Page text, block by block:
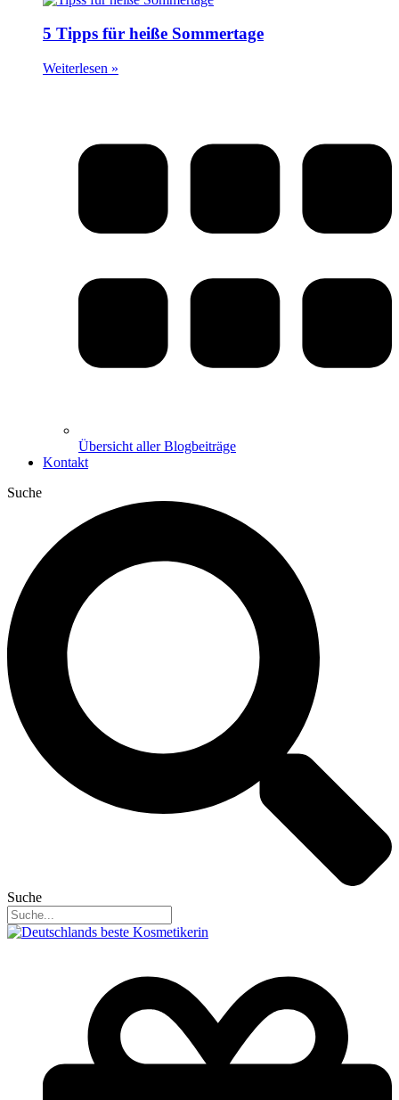
5 Tipps für heiße Sommertage
Weiterlesen »
Übersicht aller Blogbeiträge
Kontakt
Suche
Suche